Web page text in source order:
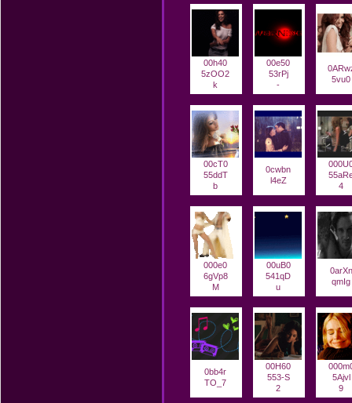
00h40
5zOO2
k
00e50
53rPj
-
5vu0
00cT0
55ddT
b
0cwbn
l4eZ
4
000e0
6gVp8
M
00uB0
541qD
u
0arXn
qmIg
0bb4r
TO_7
00H60
553-S
2
5Ajvl
9